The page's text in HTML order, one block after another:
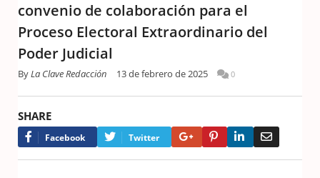
convenio de colaboración para el
Proceso Electoral Extraordinario del
Poder Judicial
ByLa Clave Redacción 13 de febrero de 2025 0
SHARE
Facebook Twitter Google+PinterestLinkedIn